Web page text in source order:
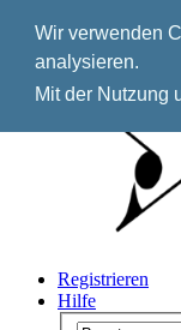
Wir verwenden
analysieren.
Mit der Nutzung
Registrieren
Hilfe